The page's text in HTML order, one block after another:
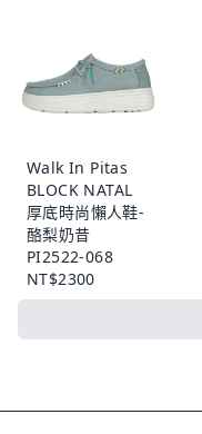
Walk In Pitas
BLOCK NATAL
厚底時尚懶人鞋-
酪梨奶昔
PI2522-068
NT$2300